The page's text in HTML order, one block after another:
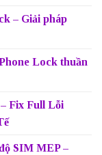
– Giải pháp
Lock thuần
Fix Full Lỗi
SIM MEP –